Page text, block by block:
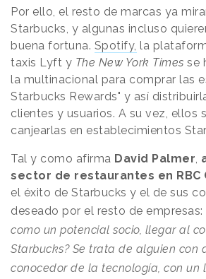
Por ello, el resto de marcas ya
Starbucks, y algunas incluso
buena fortuna. Spotify, la
taxis Lyft y The New York Times se
la multinacional para comprar las
Starbucks Rewards" y así
clientes y usuarios. A su vez, ellos
canjearlas en establecimientos
Tal y como afirma David Palmer,
sector de restaurantes en RBC
el éxito de Starbucks y el de sus
deseado por el resto de empresas:
como un potencial socio, llegar al
Starbucks? Se trata de alguien con
conocedor de la tecnología, con un